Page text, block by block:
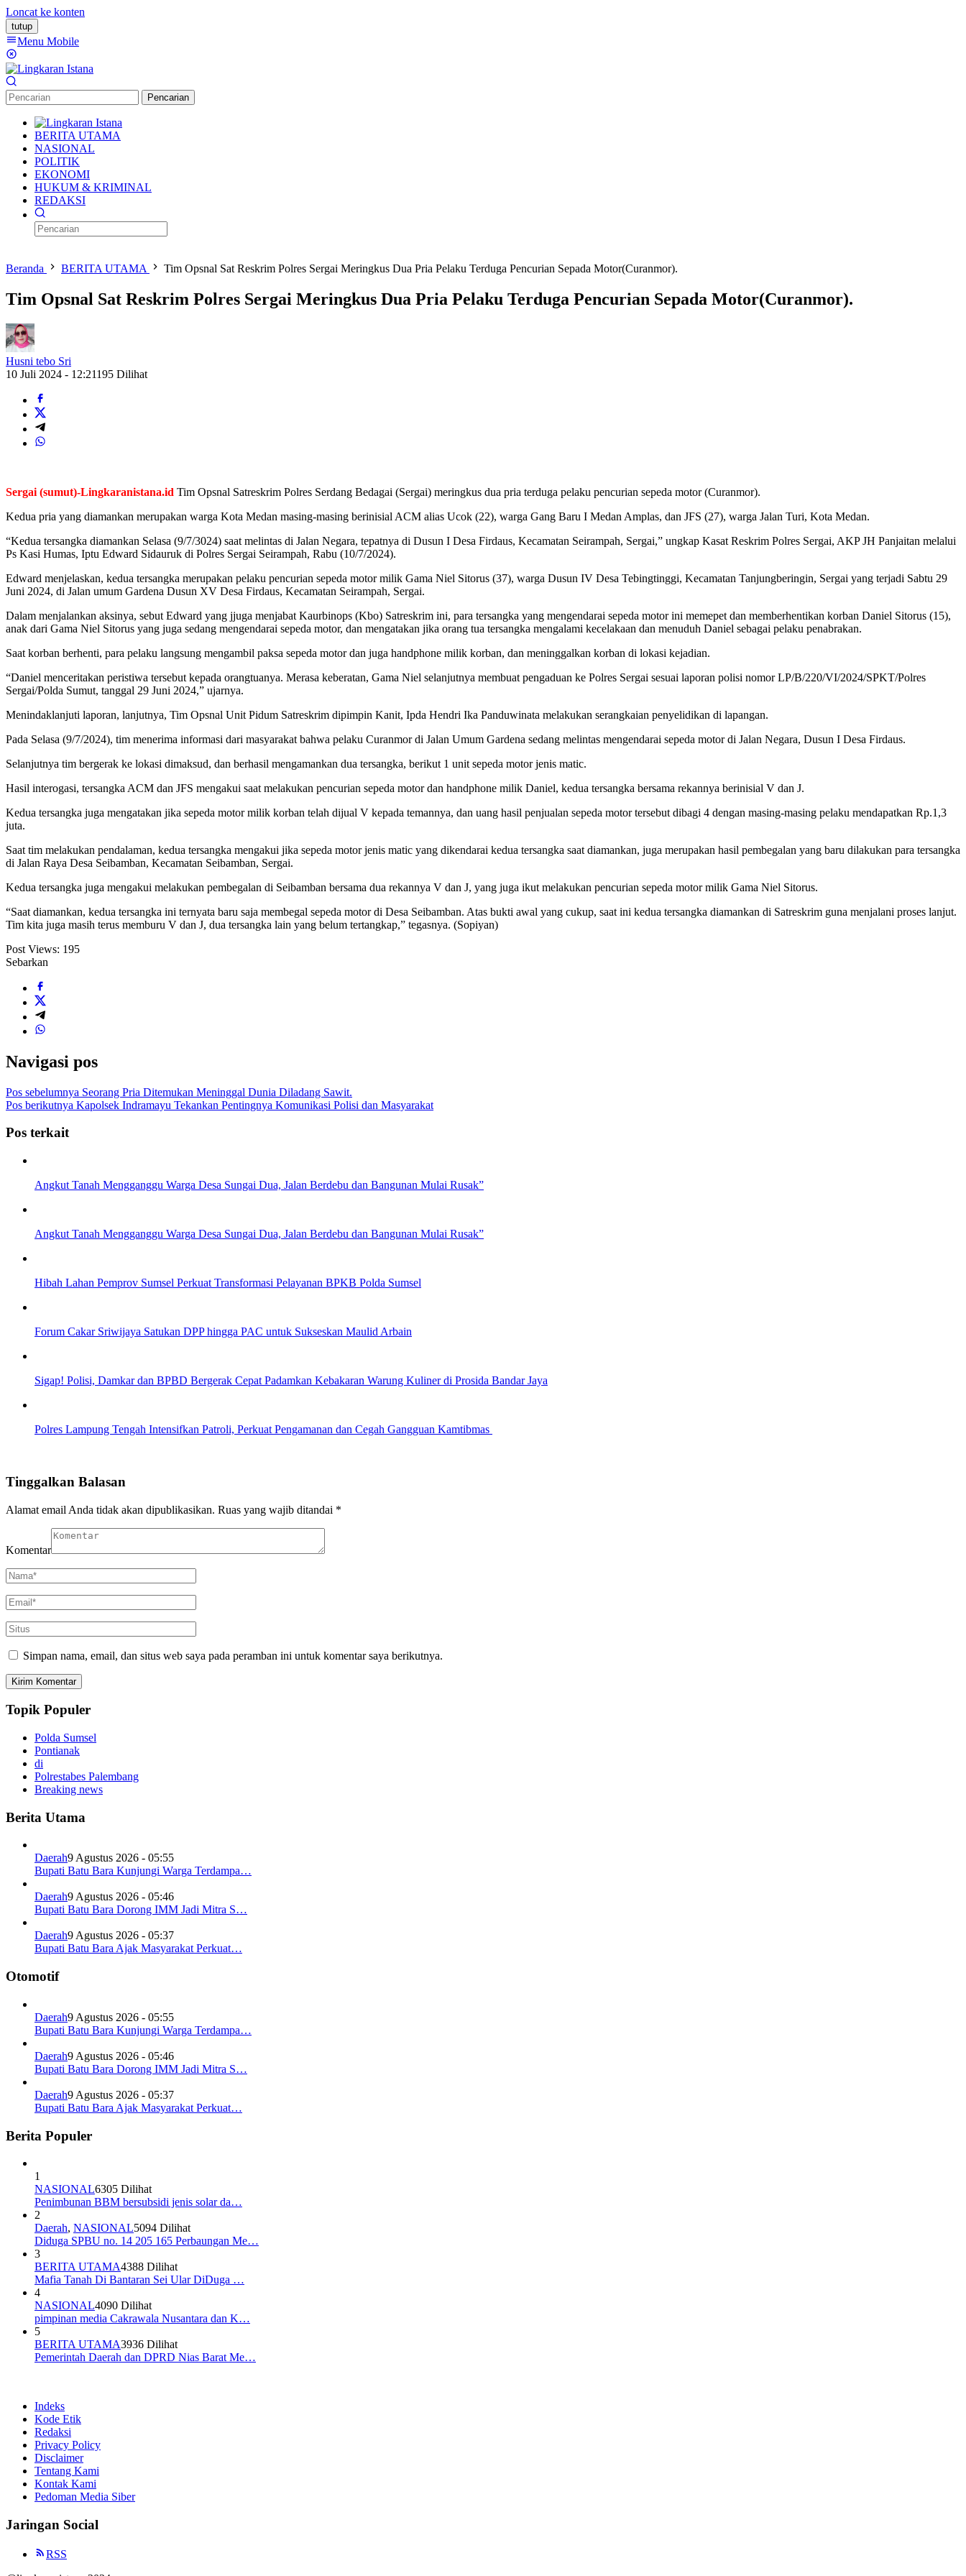
Loncat ke konten
tutup
Menu Mobile
Pencarian
BERITA UTAMA
NASIONAL
POLITIK
EKONOMI
HUKUM & KRIMINAL
REDAKSI
Beranda BERITA UTAMA Tim Opsnal Sat Reskrim Polres Sergai Meringkus Dua Pria Pelaku Terduga Pencurian Sepada Motor(Curanmor).
Tim Opsnal Sat Reskrim Polres Sergai Meringkus Dua Pria Pelaku Terduga Pencurian Sepada Motor(Curanmor).
Husni tebo Sri
10 Juli 2024 - 12:21195 Dilihat
Sergai (sumut)-Lingkaranistana.id Tim Opsnal Satreskrim Polres Serdang Bedagai (Sergai) meringkus dua pria terduga pelaku pencurian sepeda motor (Curanmor).
Kedua pria yang diamankan merupakan warga Kota Medan masing-masing berinisial ACM alias Ucok (22), warga Gang Baru I Medan Amplas, dan JFS (27), warga Jalan Turi, Kota Medan.
“Kedua tersangka diamankan Selasa (9/7/3024) saat melintas di Jalan Negara, tepatnya di Dusun I Desa Firdaus, Kecamatan Seirampah, Sergai,” ungkap Kasat Reskrim Polres Sergai, AKP JH Panjaitan melalui
Ps Kasi Humas, Iptu Edward Sidauruk di Polres Sergai Seirampah, Rabu (10/7/2024).
Edward menjelaskan, kedua tersangka merupakan pelaku pencurian sepeda motor milik Gama Niel Sitorus (37), warga Dusun IV Desa Tebingtinggi, Kecamatan Tanjungberingin, Sergai yang terjadi Sabtu 29
Juni 2024, di Jalan umum Gardena Dusun XV Desa Firdaus, Kecamatan Seirampah, Sergai.
Dalam menjalankan aksinya, sebut Edward yang jjuga menjabat Kaurbinops (Kbo) Satreskrim ini, para tersangka yang mengendarai sepeda motor ini memepet dan memberhentikan korban Daniel Sitorus (15),
anak dari Gama Niel Sitorus yang juga sedang mengendarai sepeda motor, dan mengatakan jika orang tua tersangka mengalami kecelakaan dan menuduh Daniel sebagai pelaku penabrakan.
Saat korban berhenti, para pelaku langsung mengambil paksa sepeda motor dan juga handphone milik korban, dan meninggalkan korban di lokasi kejadian.
“Daniel menceritakan peristiwa tersebut kepada orangtuanya. Merasa keberatan, Gama Niel selanjutnya membuat pengaduan ke Polres Sergai sesuai laporan polisi nomor LP/B/220/VI/2024/SPKT/Polres
Sergai/Polda Sumut, tanggal 29 Juni 2024,” ujarnya.
Menindaklanjuti laporan, lanjutnya, Tim Opsnal Unit Pidum Satreskrim dipimpin Kanit, Ipda Hendri Ika Panduwinata melakukan serangkaian penyelidikan di lapangan.
Pada Selasa (9/7/2024), tim menerima informasi dari masyarakat bahwa pelaku Curanmor di Jalan Umum Gardena sedang melintas mengendarai sepeda motor di Jalan Negara, Dusun I Desa Firdaus.
Selanjutnya tim bergerak ke lokasi dimaksud, dan berhasil mengamankan dua tersangka, berikut 1 unit sepeda motor jenis matic.
Hasil interogasi, tersangka ACM dan JFS mengakui saat melakukan pencurian sepeda motor dan handphone milik Daniel, kedua tersangka bersama rekannya berinisial V dan J.
Kedua tersangka juga mengatakan jika sepeda motor milik korban telah dijual V kepada temannya, dan uang hasil penjualan sepeda motor tersebut dibagi 4 dengan masing-masing pelaku mendapatkan Rp.1,3
juta.
Saat tim melakukan pendalaman, kedua tersangka mengakui jika sepeda motor jenis matic yang dikendarai kedua tersangka saat diamankan, juga merupakan hasil pembegalan yang baru dilakukan para tersangka
di Jalan Raya Desa Seibamban, Kecamatan Seibamban, Sergai.
Kedua tersangka juga mengakui melakukan pembegalan di Seibamban bersama dua rekannya V dan J, yang juga ikut melakukan pencurian sepeda motor milik Gama Niel Sitorus.
“Saat diamankan, kedua tersangka ini ternyata baru saja membegal sepeda motor di Desa Seibamban. Atas bukti awal yang cukup, saat ini kedua tersangka diamankan di Satreskrim guna menjalani proses lanjut.
Tim kita juga masih terus memburu V dan J, dua tersangka lain yang belum tertangkap,” tegasnya. (Sopiyan)
Post Views: 195
Sebarkan
Navigasi pos
Pos sebelumnya Seorang Pria Ditemukan Meninggal Dunia Diladang Sawit.
Pos berikutnya Kapolsek Indramayu Tekankan Pentingnya Komunikasi Polisi dan Masyarakat
Pos terkait
Angkut Tanah Mengganggu Warga Desa Sungai Dua, Jalan Berdebu dan Bangunan Mulai Rusak”
Angkut Tanah Mengganggu Warga Desa Sungai Dua, Jalan Berdebu dan Bangunan Mulai Rusak”
Hibah Lahan Pemprov Sumsel Perkuat Transformasi Pelayanan BPKB Polda Sumsel
Forum Cakar Sriwijaya Satukan DPP hingga PAC untuk Sukseskan Maulid Arbain
Sigap! Polisi, Damkar dan BPBD Bergerak Cepat Padamkan Kebakaran Warung Kuliner di Prosida Bandar Jaya
Polres Lampung Tengah Intensifkan Patroli, Perkuat Pengamanan dan Cegah Gangguan Kamtibmas
Tinggalkan Balasan
Alamat email Anda tidak akan dipublikasikan. Ruas yang wajib ditandai *
Komentar
Simpan nama, email, dan situs web saya pada peramban ini untuk komentar saya berikutnya.
Topik Populer
Polda Sumsel
Pontianak
di
Polrestabes Palembang
Breaking news
Berita Utama
Daerah9 Agustus 2026 - 05:55
Bupati Batu Bara Kunjungi Warga Terdampa…
Daerah9 Agustus 2026 - 05:46
Bupati Batu Bara Dorong IMM Jadi Mitra S…
Daerah9 Agustus 2026 - 05:37
Bupati Batu Bara Ajak Masyarakat Perkuat…
Otomotif
Daerah9 Agustus 2026 - 05:55
Bupati Batu Bara Kunjungi Warga Terdampa…
Daerah9 Agustus 2026 - 05:46
Bupati Batu Bara Dorong IMM Jadi Mitra S…
Daerah9 Agustus 2026 - 05:37
Bupati Batu Bara Ajak Masyarakat Perkuat…
Berita Populer
1
NASIONAL6305 Dilihat
Penimbunan BBM bersubsidi jenis solar da…
2
Daerah, NASIONAL5094 Dilihat
Diduga SPBU no. 14 205 165 Perbaungan Me…
3
BERITA UTAMA4388 Dilihat
Mafia Tanah Di Bantaran Sei Ular DiDuga …
4
NASIONAL4090 Dilihat
pimpinan media Cakrawala Nusantara dan K…
5
BERITA UTAMA3936 Dilihat
Pemerintah Daerah dan DPRD Nias Barat Me…
Indeks
Kode Etik
Redaksi
Privacy Policy
Disclaimer
Tentang Kami
Kontak Kami
Pedoman Media Siber
Jaringan Social
RSS